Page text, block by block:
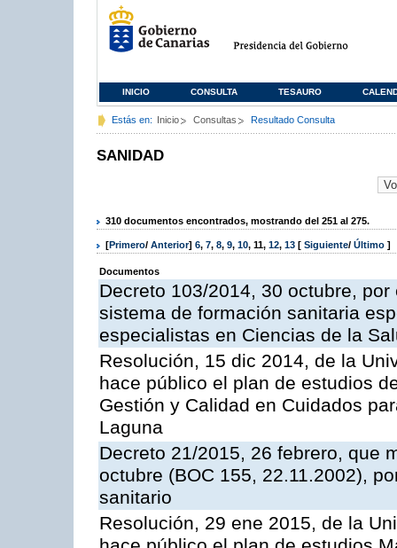
INICIO CONSULTA TESAURO
Estás en: Inicio Consultas Resultado Consulta
SANIDAD
310 documentos encontrados, mostrando del 251 al 275.
[Primero/ Anterior] 6, 7, 8, 9, 10, 11, 12, 13 [ Siguiente/ Último ]
Documentos
Decreto 103/2014, 30 octubre,
sistema de formación sanitaria
especialistas en Ciencias de la
Resolución, 15 dic 2014, de la
hace público el plan de estudios
Gestión y Calidad en Cuidados
Laguna
Decreto 21/2015, 26 febrero, que
octubre (BOC 155, 22.11.2002),
sanitario
Resolución, 29 ene 2015, de la